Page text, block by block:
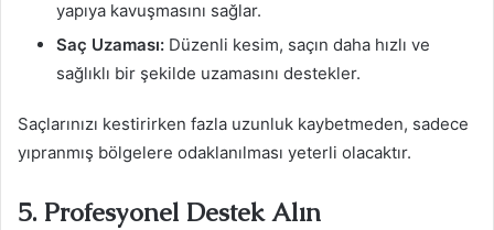
yapıya kavuşmasını sağlar.
Saç Uzaması: Düzenli kesim, saçın daha hızlı ve
sağlıklı bir şekilde uzamasını destekler.
Saçlarınızı kestirirken fazla uzunluk kaybetmeden, sadece
yıpranmış bölgelere odaklanılması yeterli olacaktır.
5. Profesyonel Destek Alın